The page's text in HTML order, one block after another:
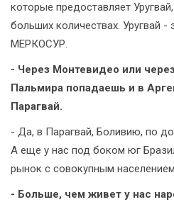
которые предоставляет
больших количествах. Уругвай -
МЕРКОСУР.
- Через Монтевидео или
Пальмира попадаешь и в
Парагвай.
- Да, в Парагвай, Боливию, по
А еще у нас под боком юг
рынок с совокупным
- Больше, чем живет у нас